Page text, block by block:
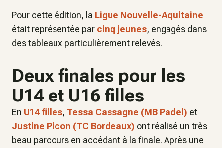
Pour cette édition, la Ligue Nouvelle-Aquitaine
était représentée par cinq jeunes, engagés dans
des tableaux particulièrement relevés.
Deux finales pour les
U14 et U16 filles
En U14 filles, Tessa Cassagne (MB Padel) et
Justine Picon (TC Bordeaux) ont réalisé un très
beau parcours en accédant à la finale. Après une